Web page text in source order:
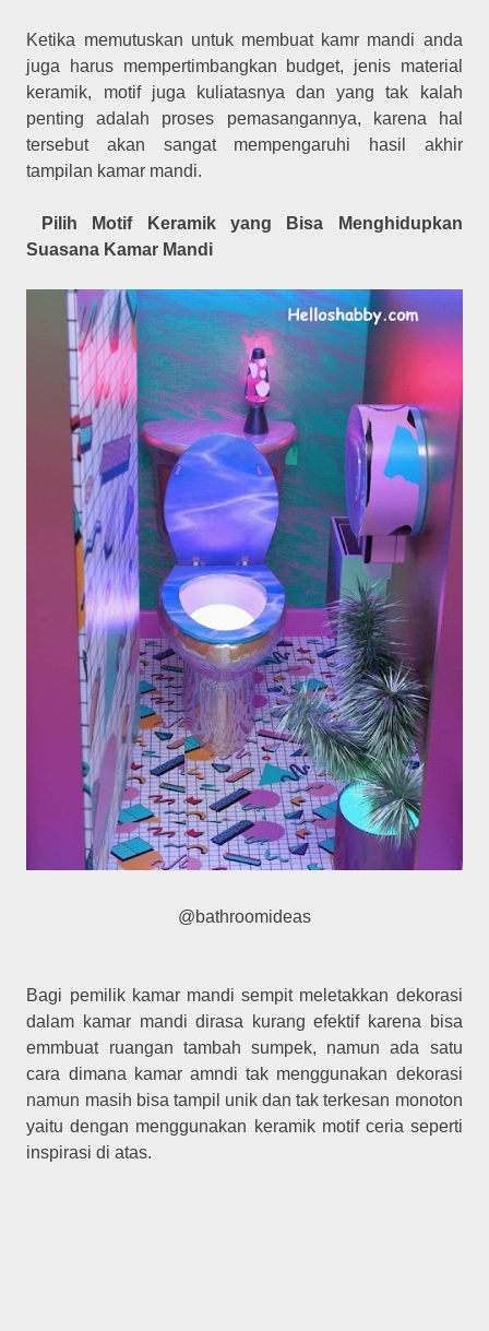
Ketika memutuskan untuk membuat kamr mandi anda
juga harus mempertimbangkan budget, jenis material
keramik, motif juga kuliatasnya dan yang tak kalah
penting adalah proses pemasangannya, karena hal
tersebut akan sangat mempengaruhi hasil akhir
tampilan kamar mandi.
Pilih Motif Keramik yang Bisa Menghidupkan
Suasana Kamar Mandi
@bathroomideas
Bagi pemilik kamar mandi sempit meletakkan dekorasi
dalam kamar mandi dirasa kurang efektif karena bisa
emmbuat ruangan tambah sumpek, namun ada satu
cara dimana kamar amndi tak menggunakan dekorasi
namun masih bisa tampil unik dan tak terkesan monoton
yaitu dengan menggunakan keramik motif ceria seperti
inspirasi di atas.